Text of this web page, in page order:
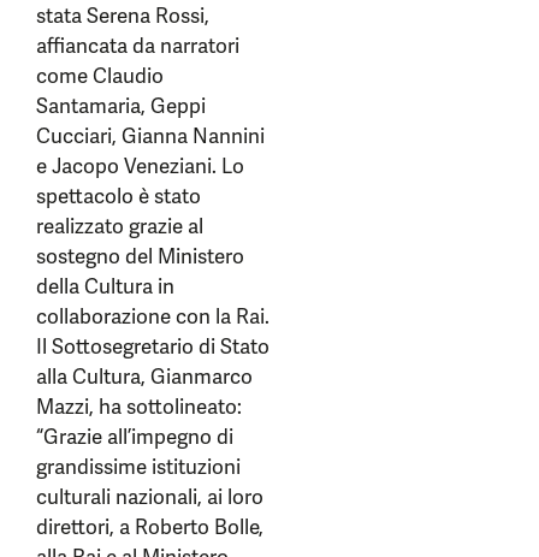
stata Serena Rossi,
affiancata da narratori
come Claudio
Santamaria, Geppi
Cucciari, Gianna Nannini
e Jacopo Veneziani. Lo
spettacolo è stato
realizzato grazie al
sostegno del Ministero
della Cultura in
collaborazione con la Rai.
Il Sottosegretario di Stato
alla Cultura, Gianmarco
Mazzi, ha sottolineato:
“Grazie all’impegno di
grandissime istituzioni
culturali nazionali, ai loro
direttori, a Roberto Bolle,